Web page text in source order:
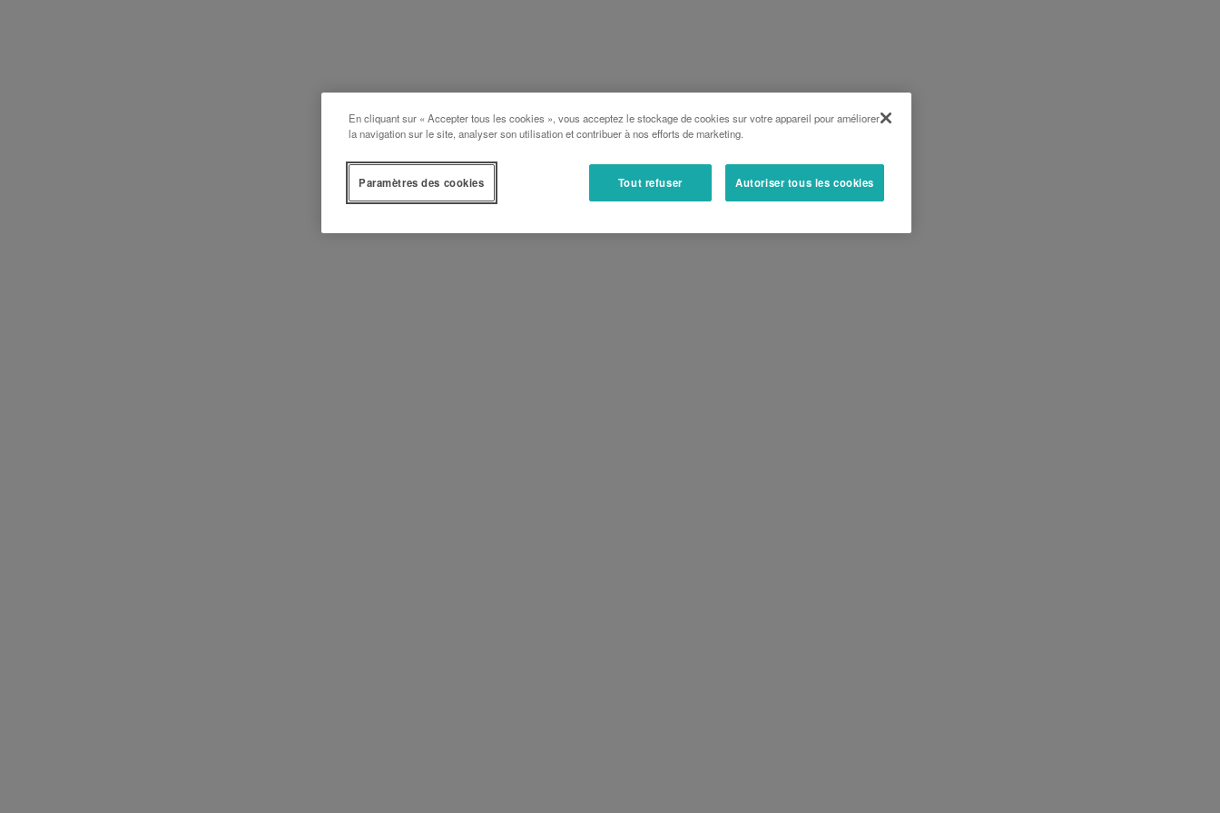
En cliquant sur « Accepter tous les cookies », vous acceptez le stockage de cookies sur votre appareil pour améliorer
la navigation sur le site, analyser son utilisation et contribuer à nos efforts de marketing.
Tout refuser Autoriser tous les cookies
Paramètres des cookies